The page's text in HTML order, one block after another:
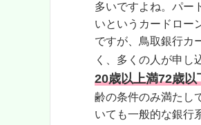
多いですよね。パー
いというカードロー
ですが、鳥取銀行カ
く、多くの人が申し
20歳以上満72歳
齢の条件のみ満たし
いても一般的な銀行